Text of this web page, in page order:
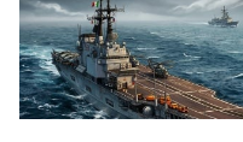
identitas ataupun menjelaskan
dari instansi mana.